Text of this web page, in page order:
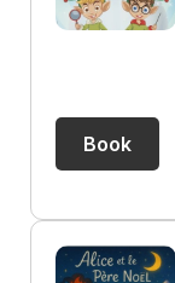
Book